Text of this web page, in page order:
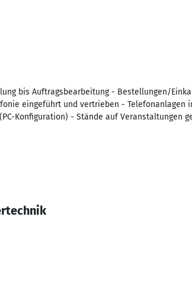
bis Auftragsbearbeitung - Bestellungen/
eingeführt und vertrieben - Telefonanlagen
Konfiguration) - Stände auf Veranstaltungen